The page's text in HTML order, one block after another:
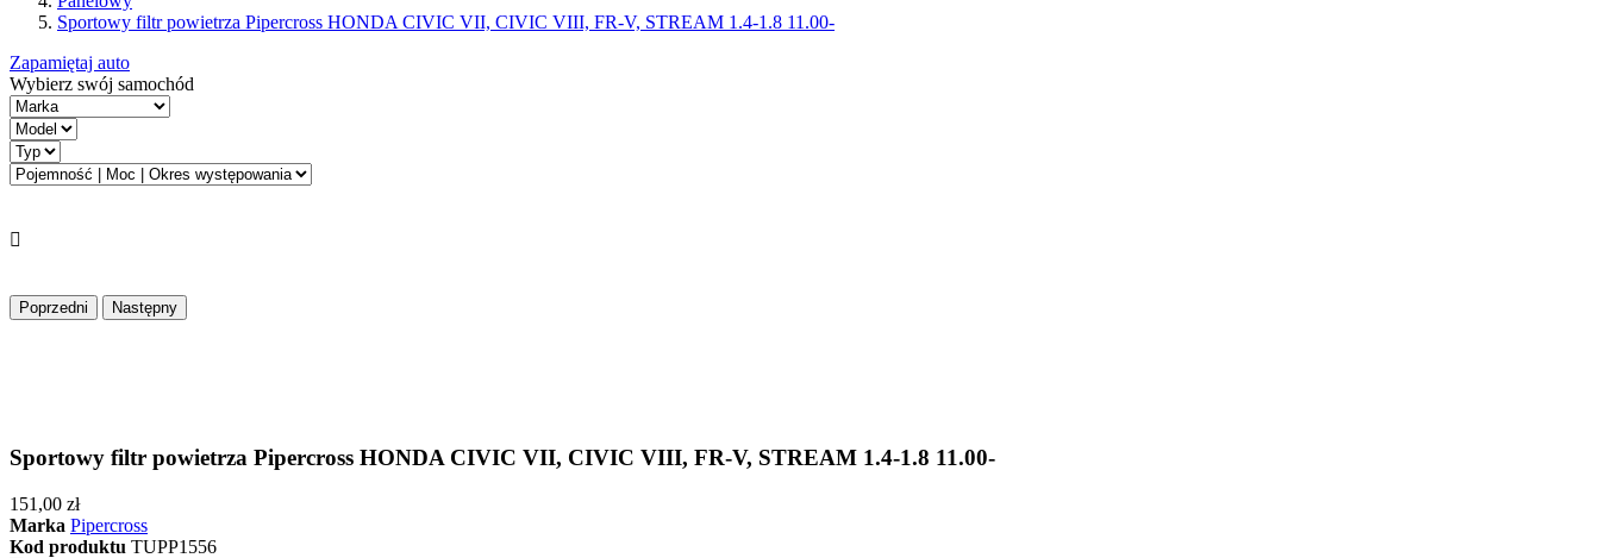
Sportowy filtr powietrza Pipercross HONDA CIVIC VII, CIVIC VIII, FR-V, STREAM 1.4-1.8 11.00-
Zapamiętaj auto
Wybierz swój samochód

Poprzedni Następny
Sportowy filtr powietrza Pipercross HONDA CIVIC VII, CIVIC VIII, FR-V, STREAM 1.4-1.8 11.00-
151,00 zł
Marka Pipercross
Kod produktu TUPP1556